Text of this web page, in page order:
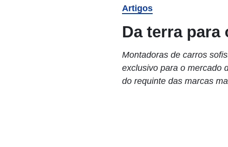
Artigos
Da terra para
Montadoras de carros
exclusivo para o mercado
do requinte das marcas